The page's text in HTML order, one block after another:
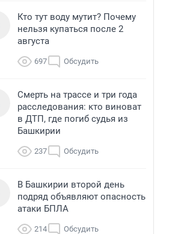
Кто тут воду мутит? Почему
нельзя купаться после 2
августа
697 Обсудить
Смерть на трассе и три года
расследования: кто виноват
в ДТП, где погиб судья из
Башкирии
237 Обсудить
В Башкирии второй день
подряд объявляют опасность
атаки БПЛА
214 Обсудить